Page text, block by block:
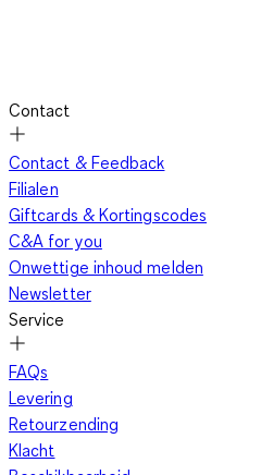
Contact
Contact & Feedback
Filialen
Giftcards & Kortingscodes
C&A for you
Onwettige inhoud melden
Newsletter
Service
FAQs
Levering
Retourzending
Klacht